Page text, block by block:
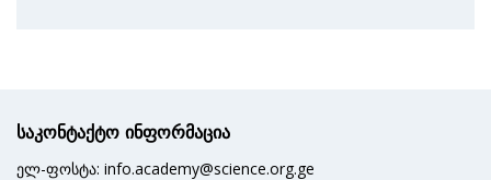
საკონტაქტო ინფორმაცია
ელ-ფოსტა: info.academy@science.org.ge